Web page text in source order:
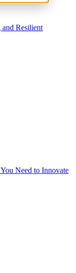
Resilient
Need to Innovate